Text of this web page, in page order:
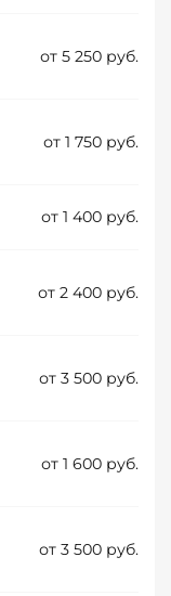
от 5 250 руб.
от 1 750 руб.
от 1 400 руб.
от 2 400 руб.
от 3 500 руб.
от 1 600 руб.
от 3 500 руб.